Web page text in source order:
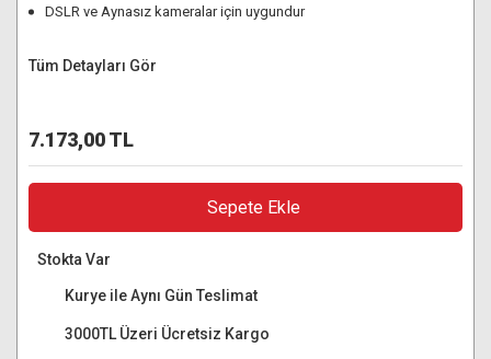
DSLR ve Aynasız kameralar için uygundur
Tüm Detayları Gör
7.173,00 TL
Sepete Ekle
Stokta Var
Kurye ile Aynı Gün Teslimat
3000TL Üzeri Ücretsiz Kargo